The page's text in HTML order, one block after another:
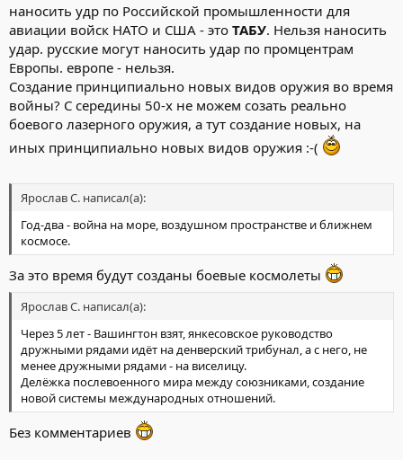
наносить удр по Российской промышленности для
авиации войск НАТО и США - это ТАБУ. Нельзя наносить
удар. русские могут наносить удар по промцентрам
Европы. европе - нельзя.
Создание принципиально новых видов оружия во время
войны? С середины 50-х не можем созать реально
боевого лазерного оружия, а тут создание новых, на
иных принципиально новых видов оружия :-(
Ярослав С. написал(а):
Год-два - война на море, воздушном пространстве и ближнем
космосе.
За это время будут созданы боевые космолеты
Ярослав С. написал(а):
Через 5 лет - Вашингтон взят, янкесовское руководство
дружными рядами идёт на денверский трибунал, а с него, не
менее дружными рядами - на виселицу.
Делёжка послевоенного мира между союзниками, создание
новой системы международных отношений.
Без комментариев